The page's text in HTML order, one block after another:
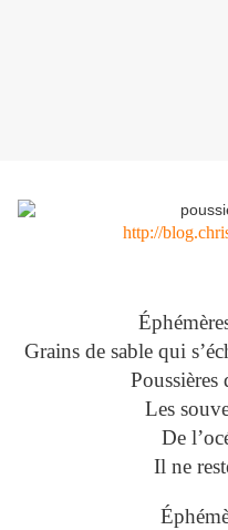
http://
Grains de sable qui
Poussières
Les
De
Il ne